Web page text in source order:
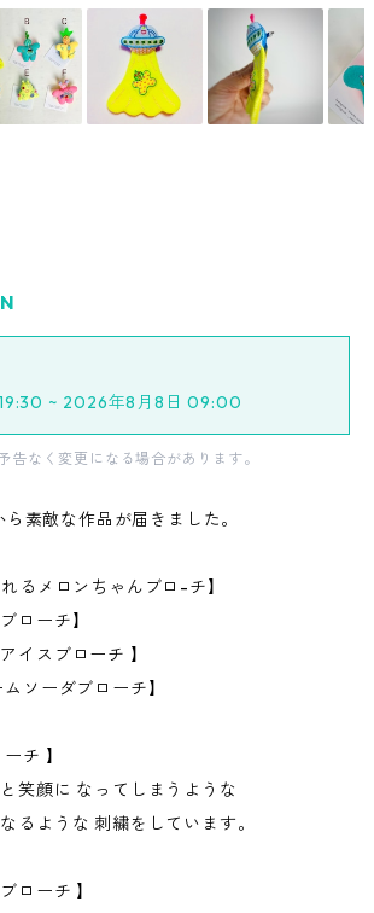
~ 2026年8月8日 09:00
なく変更になる場合があります。
素敵な作品が届きました。
るメロンちゃんブロ-チ】
ローチ】
イスブローチ 】
ソーダブローチ】
チ 】
笑顔に なってしまうような
るような 刺繍をしています。
ローチ 】